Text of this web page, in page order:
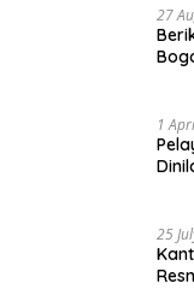
27
1
25